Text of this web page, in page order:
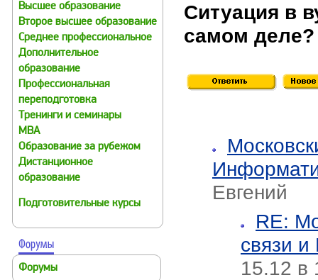
Высшее образование
Второе высшее образование
Среднее профессиональное
Дополнительное
образование
Профессиональная
переподготовка
Тренинги и семинары
MBA
Образование за рубежом
Дистанционное
образование
Подготовительные курсы
Форумы
Ситуация в
самом деле?
Евгений
RE:
связи
15.12 в